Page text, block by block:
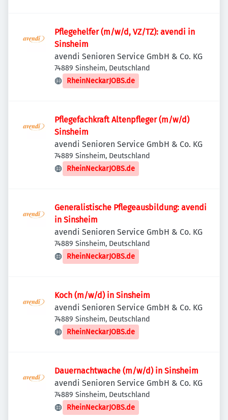
Pflegehelfer (m/w/d, VZ/TZ): avendi in
Sinsheim
avendi Senioren Service GmbH & Co. KG
74889 Sinsheim, Deutschland
RheinNeckarJOBS.de
Pflegefachkraft Altenpfleger (m/w/d)
Sinsheim
avendi Senioren Service GmbH & Co. KG
74889 Sinsheim, Deutschland
RheinNeckarJOBS.de
Generalistische Pflegeausbildung: avendi
in Sinsheim
avendi Senioren Service GmbH & Co. KG
74889 Sinsheim, Deutschland
RheinNeckarJOBS.de
Koch (m/w/d) in Sinsheim
avendi Senioren Service GmbH & Co. KG
74889 Sinsheim, Deutschland
RheinNeckarJOBS.de
Dauernachtwache (m/w/d) in Sinsheim
avendi Senioren Service GmbH & Co. KG
74889 Sinsheim, Deutschland
RheinNeckarJOBS.de